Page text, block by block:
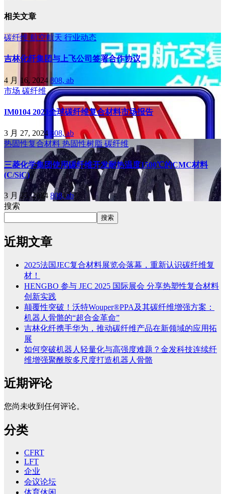
相关文章
碳纤维 航空航天 行业动态
吉林化纤集团与上飞公司签署合作协议
4 月 16, 2024 808, ab
市场 碳纤维
IM0104 2023全球碳纤维复合材料市场报告
3 月 27, 2024 808, ab
热固性复合材料 热固性树脂 碳纤维
三菱化学集团使用碳纤维开发耐热温度1500℃的CMC材料
(C/SiC)
3 月 25, 2024 808, ab
搜索
搜索
近期文章
2025法国JEC复合材料展览会落幕，重新认识碳纤维复
材！
HENGBO 参与 JEC 2025 国际展会 分享热塑性复合材料
创新实践
颠覆性突破！沃特Wouper®PPA及其碳纤维增强方案：
机器人骨骼的“超合金革命”
吉林化纤携手华为，推动碳纤维产品在新领域的应用拓
展
如何突破机器人轻量化与高强度难题？金发科技连续纤
维增强聚酰胺多尺度打造机器人骨骼
近期评论
您尚未收到任何评论。
分类
CFRT
LFT
企业
会议论坛